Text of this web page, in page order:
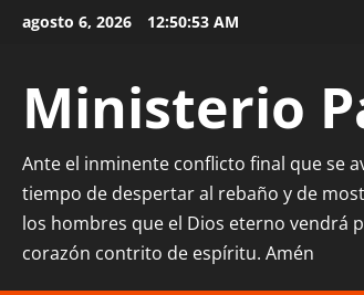
Saltaragosto 6, 2026 12:50:54 AM
Ministerio
Ante el inminente conflicto final que se
tiempo de despertar al rebaño y de
los hombres que el Dios eterno vendrá
corazón contrito de espíritu. Amén